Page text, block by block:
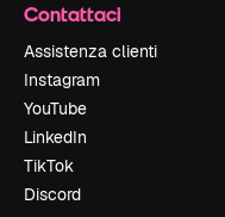
Contattaci
Assistenza clienti
Instagram
YouTube
LinkedIn
TikTok
Discord